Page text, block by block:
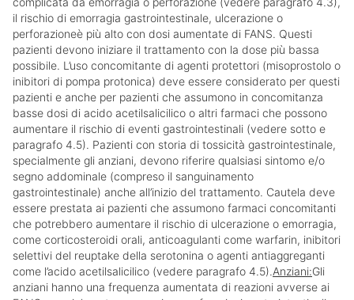
il rischio di emorragia gastrointestinale, ulcerazione o
perforazioneè più alto con dosi aumentate di FANS. Questi
pazienti devono iniziare il trattamento con la dose più bassa
possibile. L’uso concomitante di agenti protettori (misoprostolo o
inibitori di pompa protonica) deve essere considerato per questi
pazienti e anche per pazienti che assumono in concomitanza
basse dosi di acido acetilsalicilico o altri farmaci che possono
aumentare il rischio di eventi gastrointestinali (vedere sotto e
paragrafo 4.5). Pazienti con storia di tossicità gastrointestinale,
specialmente gli anziani, devono riferire qualsiasi sintomo e/o
segno addominale (compreso il sanguinamento
gastrointestinale) anche all’inizio del trattamento. Cautela deve
essere prestata ai pazienti che assumono farmaci concomitanti
che potrebbero aumentare il rischio di ulcerazione o emorragia,
come corticosteroidi orali, anticoagulanti come warfarin, inibitori
selettivi del reuptake della serotonina o agenti antiaggreganti
come l’acido acetilsalicilico (vedere paragrafo 4.5).Anziani:Gli
anziani hanno una frequenza aumentata di reazioni avverse ai